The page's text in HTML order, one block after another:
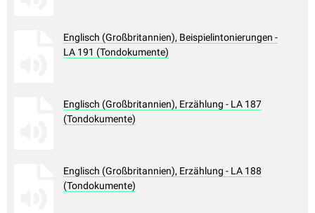
Englisch (Großbritannien), Beispielintonierungen -
LA 191 (Tondokumente)
Englisch (Großbritannien), Erzählung - LA 187
(Tondokumente)
Englisch (Großbritannien), Erzählung - LA 188
(Tondokumente)